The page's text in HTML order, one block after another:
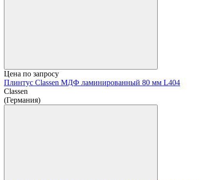
Цена по запросу
Плинтус Classen МДФ ламинированный 80 мм L404
Classen
(Германия)